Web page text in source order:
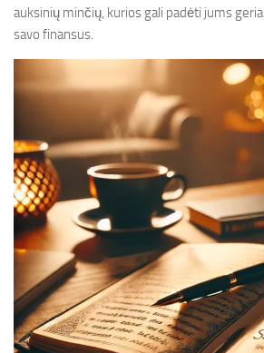
auksinių minčių, kurios gali padėti jums
savo finansus.